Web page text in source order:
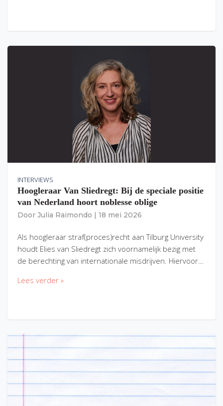
INTERVIEWS
Hoogleraar Van Sliedregt: Bij de speciale positie
van Nederland hoort noblesse oblige
Door Julia Raimondo 18 mei 2026
Als hoogleraar straf(proces)recht aan Tilburg University
houdt Elies van Sliedregt zich voornamelijk bezig met
de berechting van internationale misdrijven. Hiervoor…
Lees verder »